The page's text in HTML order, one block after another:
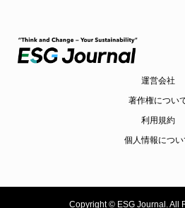
運営会社
著作権につい
利用規約
個人情報につい
Copyright ©ESG Journal. All